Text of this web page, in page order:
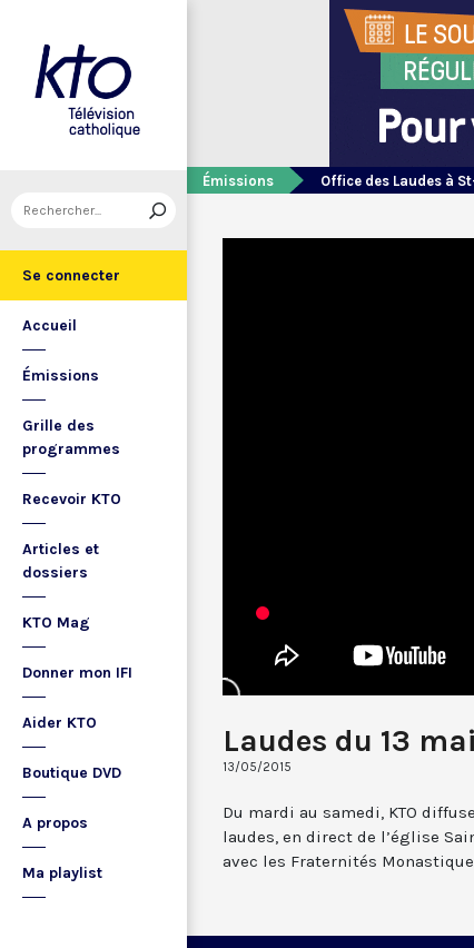
Se connecter
Accueil
Émissions
Grille des
programmes
Recevoir KTO
Articles et
dossiers
KTO Mag
Donner mon IFI
Aider KTO
Boutique DVD
A propos
Ma playlist
Émissions Office des Laudes à
Laudes du 13
13/05/2015
Du mardi au samedi, KTO
laudes, en direct de l’église
avec les Fraternités